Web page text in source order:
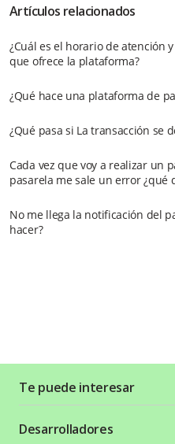
Artículos relacionados
¿Cuál es el horario de atención
que ofrece la plataforma?
¿Qué hace una plataforma de
¿Qué pasa si La transacción se
Cada vez que voy a realizar un
pasarela me sale un error ¿qué
No me llega la notificación del
hacer?
Te puede interesar
Planes y tarifas
Desarrolladores